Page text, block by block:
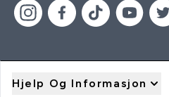
Hjelp Og Informasjon